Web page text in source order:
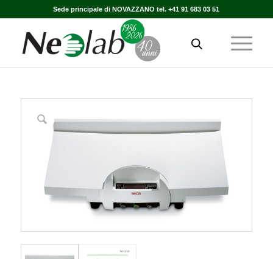
Sede principale di NOVAZZANO tel. +41 91 683 03 51